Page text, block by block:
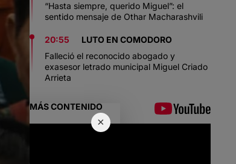
×
“Hasta siempre, querido Miguel”: el
sentido mensaje de Othar Macharashvili
20:55
LUTO EN COMODORO
Falleció el reconocido abogado y
exasesor letrado municipal Miguel Criado
Arrieta
MÁS CONTENIDO